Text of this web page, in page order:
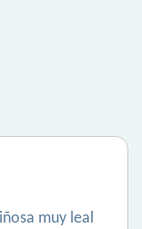
muy leal